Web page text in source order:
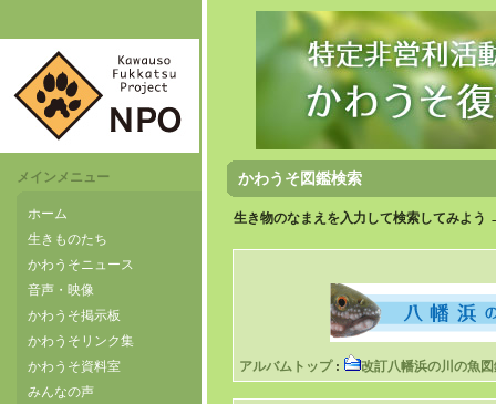
メインメニュー
ホーム
生きものたち
かわうそニュース
音声・映像
かわうそ掲示板
かわうそリンク集
かわうそ資料室
みんなの声
かわうそ図鑑検索
生き物のなまえを入力して検索してみよう
アルバムトップ: 改訂八幡浜の川の魚